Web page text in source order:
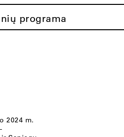
programa
2024 m.